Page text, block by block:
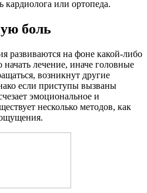
кардиолога или ортопеда.
боль
развиваются на фоне какой-либо
лечение, иначе головные
возникнут другие
если приступы вызваны
эмоциональное и
несколько методов, как